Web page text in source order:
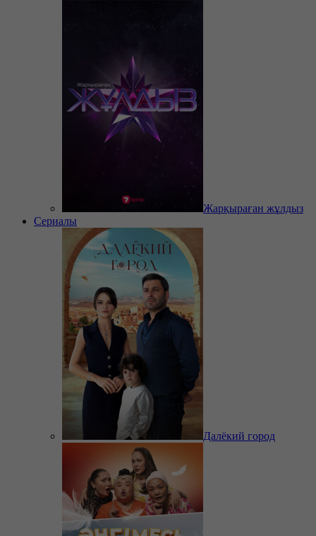
Жарқыраған жұлдыз
Сериалы
Далёкий город